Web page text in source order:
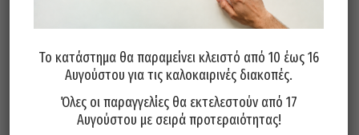
Το κατάστημα θα παραμείνει κλειστό από 10 έως 16
Αυγούστου για τις καλοκαιρινές διακοπές.
Όλες οι παραγγελίες θα εκτελεστούν από 17
Αυγούστου με σειρά προτεραιότητας!